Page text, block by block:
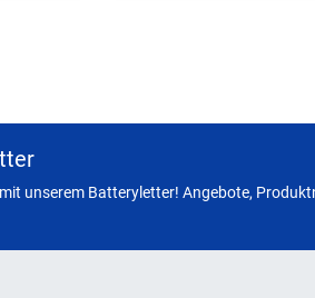
unserem Batteryletter! Angebote,